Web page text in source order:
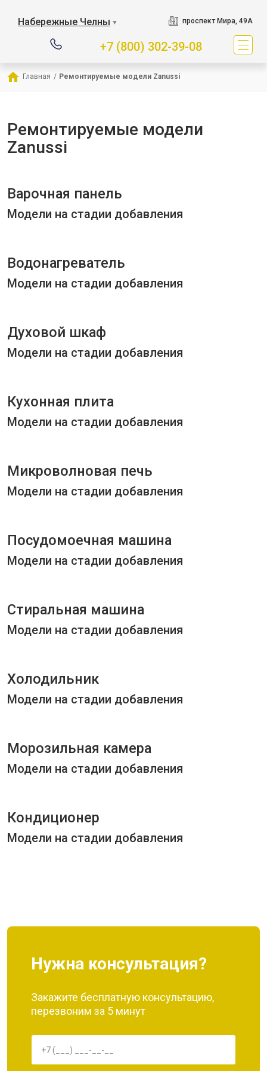
Набережные Челны ▼ проспект Мира, 49А
+7 (800) 302-39-08
Главная / Ремонтируемые модели Zanussi
Ремонтируемые модели
Zanussi
Варочная панель
Модели на стадии добавления
Водонагреватель
Модели на стадии добавления
Духовой шкаф
Модели на стадии добавления
Кухонная плита
Модели на стадии добавления
Микроволновая печь
Модели на стадии добавления
Посудомоечная машина
Модели на стадии добавления
Стиральная машина
Модели на стадии добавления
Холодильник
Модели на стадии добавления
Морозильная камера
Модели на стадии добавления
Кондиционер
Модели на стадии добавления
Нужна консультация?
Закажите бесплатную консультацию,
перезвоним за 5 минут